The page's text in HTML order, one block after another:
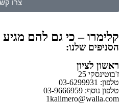
צרו
קלימרו – כי גם להם
הסניפים שלנו:
ראשון לציון
ז'בוטינסקי 25
טלפון: 03-6299931
טלפון נוסף: 03-9666959
1kalimero@walla.com